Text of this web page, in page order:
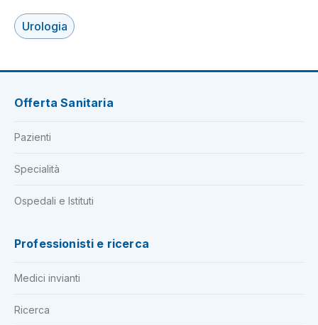
Urologia
Offerta Sanitaria
Pazienti
Specialità
Ospedali e Istituti
Professionisti e ricerca
Medici invianti
Ricerca